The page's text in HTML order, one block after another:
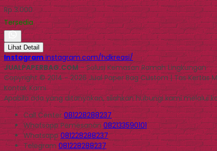
Rp 3.000
Tersedia
Lihat Detail
Instagram instagram.com/hdkreasi/
JUALPAPERBAG.COM- Solusi Kemasan Ramah Lingkungan
Copyright © 2014 - 2026 Jual Paper Bag Custom | Tas Kertas
Kontak Kami
Apabila ada yang ditanyakan, silahkan hubungi kami melalui
Call Center081228288237
WhatsappPemesanan 082133590101
Whatsapp081228288237
Telegram081228288237